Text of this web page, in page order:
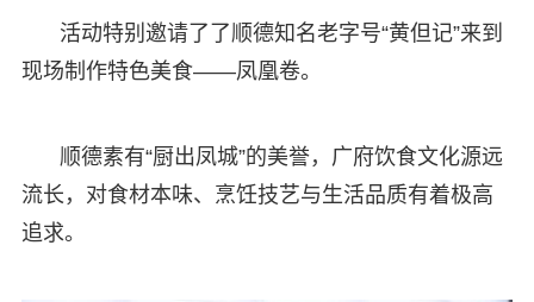
活动特别邀请了了顺德知名老字号“黄但记”来到
现场制作特色美食——凤凰卷。
顺德素有“厨出凤城”的美誉，广府饮食文化源远
流长，对食材本味、烹饪技艺与生活品质有着极高
追求。